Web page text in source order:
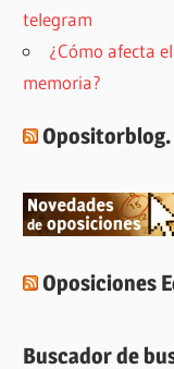
telegram
¿Cómo afecta
memoria?
Opositorblog.
Oposiciones
Buscador de